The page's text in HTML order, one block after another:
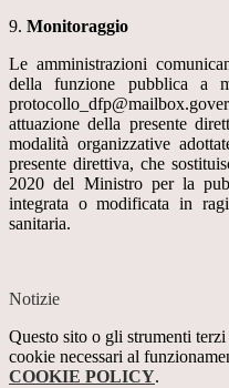
9. Monitoraggio
Le amministrazioni
della funzione pubblica a
attuazione della presente
modalità organizzative
presente direttiva, che
2020 del Ministro per la
integrata o modificata in
sanitaria.
Notizie
Questo sito o gli strumenti
cookie necessari al
COOKIE POLICY.